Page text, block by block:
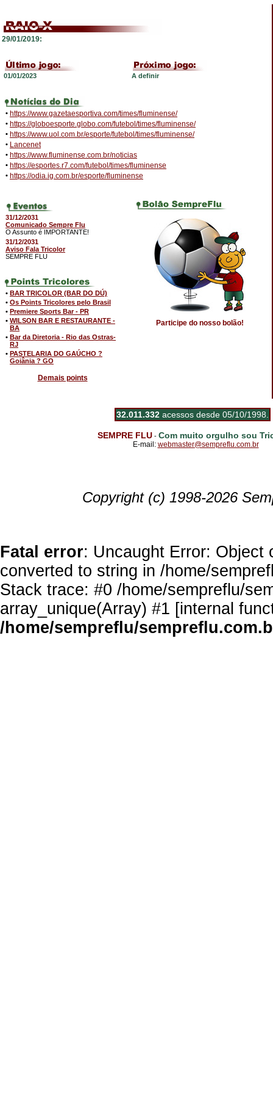
29/01/2019:
01/01/2023 A definir
• https://www.gazetaesportiva.com/times/fluminense/
• https://globoesporte.globo.com/futebol/times/fluminense/
• https://www.uol.com.br/esporte/futebol/times/fluminense/
• Lancenet
• https://www.fluminense.com.br/noticias
• https://esportes.r7.com/futebol/times/fluminense
• https://odia.ig.com.br/esporte/fluminense
31/12/2031
Comunicado Sempre Flu
O Assunto é IMPORTANTE!
31/12/2031
Aviso Fala Tricolor
SEMPRE FLU
• BAR TRICOLOR (BAR DO DÚ)
• Os Points Tricolores pelo Brasil
• Premiere Sports Bar - PR
• WILSON BAR E RESTAURANTE -
BA
• Bar da Diretoria - Rio das Ostras-
RJ
• PASTELARIA DO GAÚCHO ?
Goiânia ? GO
Demais points
Participe do nosso bolão!
32.011.332acessos desde 05/10/1998.
SEMPRE FLU- Com muito orgulho sou
E-mail: webmaster@sempreflu.com.br
Copyright (c) 1998-2026
Fatal error: Uncaught Error: Object
converted to string in /home/
Stack trace: #0 /home/sempreflu/
array_unique(Array) #1 [internal
/home/sempreflu/